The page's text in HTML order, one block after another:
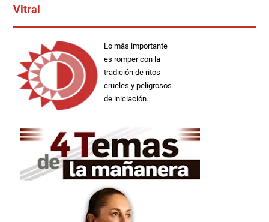
Vitral
Lo más importante
es romper con la
tradición de ritos
crueles y peligrosos
de iniciación.